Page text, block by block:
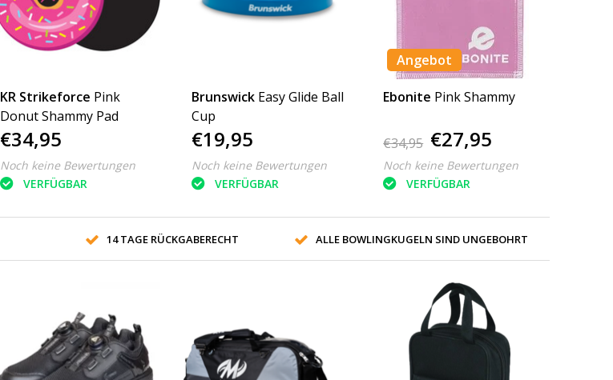
KR Strikeforce Pink
Donut Shammy Pad
€34,95
Noch keine Bewertungen
VERFÜGBAR
Brunswick Easy Glide Ball
Cup
€19,95
Noch keine Bewertungen
VERFÜGBAR
Angebot
Ebonite Pink Shammy
€34,95 €27,95
Noch keine Bewertungen
VERFÜGBAR
14 TAGE RÜCKGABERECHT ALLE BOWLINGKUGELN SIND UNGEBOHRT